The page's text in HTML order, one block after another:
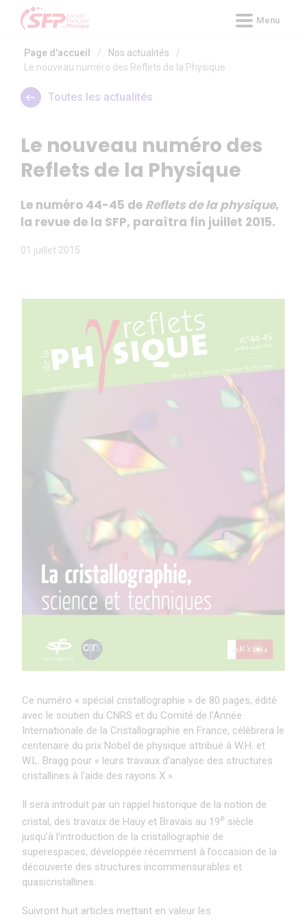
Panneau de gestion des cookies
Menu
Page d'accueil / Nos actualités
/
Le nouveau numéro des Reflets de la Physique
Toutes les actualités
Le nouveau numéro des
Reflets de la Physique
Le numéro 44-45 de Reflets de la physique,
la revue de la SFP, paraîtra fin juillet 2015.
01 juillet 2015
Ce numéro « spécial cristallographie » de 80 pages, édité
avec le soutien du CNRS et du Comité de l’Année
Internationale de la Cristallographie en France, célèbrera le
centenaire du prix Nobel de physique attribué à W.H. et
W.L. Bragg pour « leurs travaux d’analyse des structures
cristallines à l’aide des rayons X ».
Il sera introduit par un rappel historique de la notion de
cristal, des travaux de Haüy et Bravais au 19e siècle
jusqu’à l’introduction de la cristallographie de
superespaces, développée récemment à l’occasion de la
découverte des structures incommensurables et
quasicristallines.
Suivront huit articles mettant en valeur les